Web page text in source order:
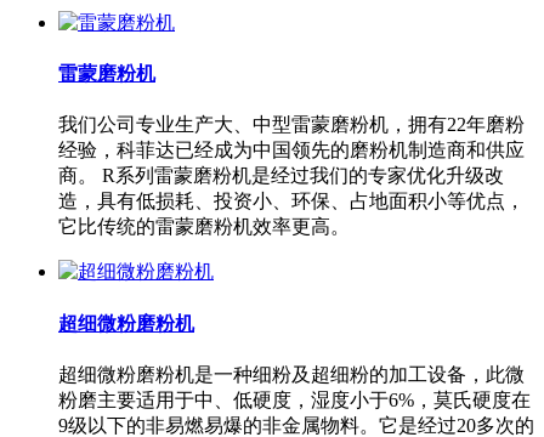
雷蒙磨粉机
我们公司专业生产大、中型雷蒙磨粉机，拥有22年磨粉
经验，科菲达已经成为中国领先的磨粉机制造商和供应
商。 R系列雷蒙磨粉机是经过我们的专家优化升级改
造，具有低损耗、投资小、环保、占地面积小等优点，
它比传统的雷蒙磨粉机效率更高。
超细微粉磨粉机
超细微粉磨粉机是一种细粉及超细粉的加工设备，此微
粉磨主要适用于中、低硬度，湿度小于6%，莫氏硬度在
9级以下的非易燃易爆的非金属物料。它是经过20多次的